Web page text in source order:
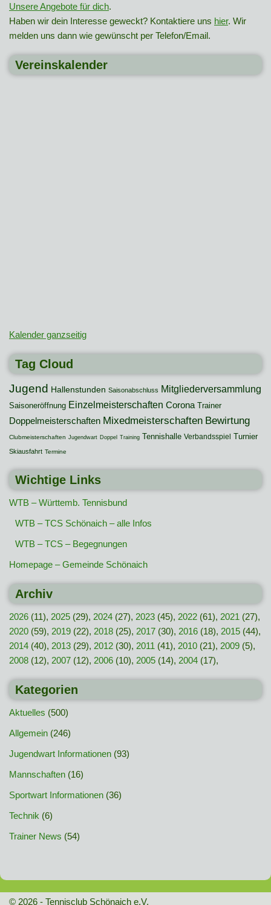
Unsere Angebote für dich.
Haben wir dein Interesse geweckt? Kontaktiere uns hier. Wir
melden uns dann wie gewünscht per Telefon/Email.
Vereinskalender
Kalender ganzseitig
Tag Cloud
Jugend Hallenstunden Saisonabschluss Mitgliederversammlung
Saisoneröffnung Einzelmeisterschaften Corona Trainer
Doppelmeisterschaften Mixedmeisterschaften Bewirtung
Clubmeisterschaften Jugendwart Doppel Training Tennishalle Verbandsspiel Turnier
Skiausfahrt Termine
Wichtige Links
WTB – Württemb. Tennisbund
WTB – TCS Schönaich – alle Infos
WTB – TCS – Begegnungen
Homepage – Gemeinde Schönaich
Archiv
2026 (11), 2025 (29), 2024 (27), 2023 (45), 2022 (61), 2021 (27),
2020 (59), 2019 (22), 2018 (25), 2017 (30), 2016 (18), 2015 (44),
2014 (40), 2013 (29), 2012 (30), 2011 (41), 2010 (21), 2009 (5),
2008 (12), 2007 (12), 2006 (10), 2005 (14), 2004 (17),
Kategorien
Aktuelles (500)
Allgemein (246)
Jugendwart Informationen (93)
Mannschaften (16)
Sportwart Informationen (36)
Technik (6)
Trainer News (54)
© 2026 - Tennisclub Schönaich e.V.